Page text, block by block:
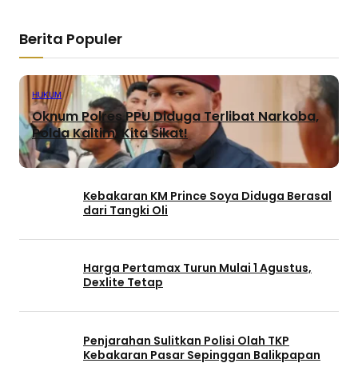
Berita Populer
HUKUM
Oknum Polres PPU Diduga Terlibat Narkoba,
Polda Kaltim: Kita Sikat!
Kebakaran KM Prince Soya Diduga Berasal
dari Tangki Oli
Harga Pertamax Turun Mulai 1 Agustus,
Dexlite Tetap
Penjarahan Sulitkan Polisi Olah TKP
Kebakaran Pasar Sepinggan Balikpapan